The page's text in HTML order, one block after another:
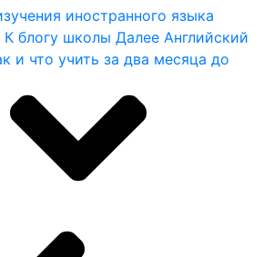
иностранного языка
К блогу школы Далее Английский
и что учить за два месяца до